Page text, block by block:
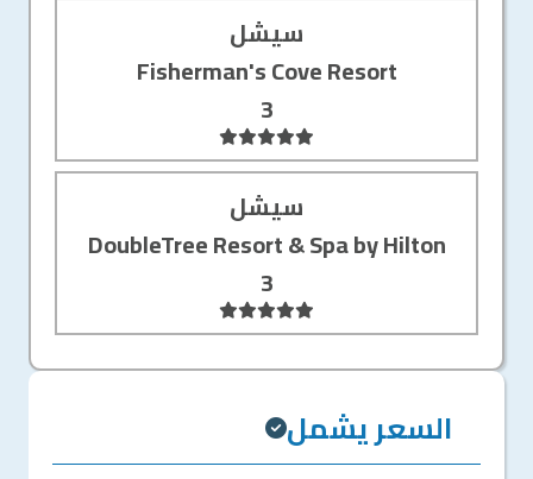
سيشل
Fisherman's Cove Resort
3
سيشل
DoubleTree Resort & Spa by Hilton
3
السعر يشمل